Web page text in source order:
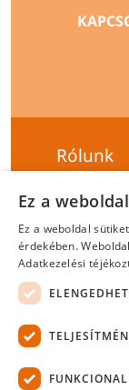
Rólunk
Hírlevél
Ez a
Ez a weboldal
érdekében.
Adatkezelési